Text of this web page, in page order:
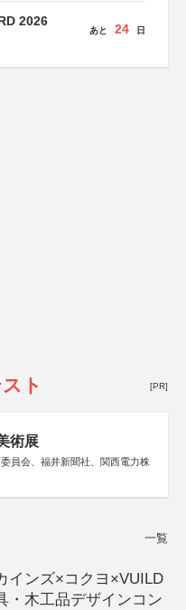
2026
あと 24 日
ト [PR]
術展
員会、福井新聞社、関西電力株
一覧
インズ×コクヨ×VUILD
・木工品デザインコン